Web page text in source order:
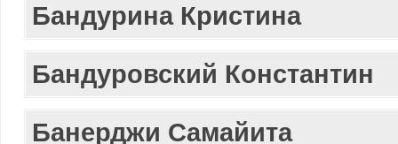
Бандурина Кристина
Бандуровский Константин
Банерджи Самайита